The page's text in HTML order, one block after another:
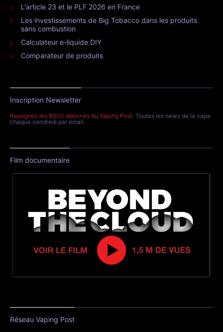
L'article 23 et le PLF 2026 en France
Les investissements de Big Tobacco dans les produits
sans combustion
Calculateur e-liquide DIY
Comparateur de produits
Inscription Newsletter
Rejoignez les 8000 abonnés du Vaping Post. Toutes les news de la vape
chaque vendredi par email.
Film documentaire
Réseau Vaping Post